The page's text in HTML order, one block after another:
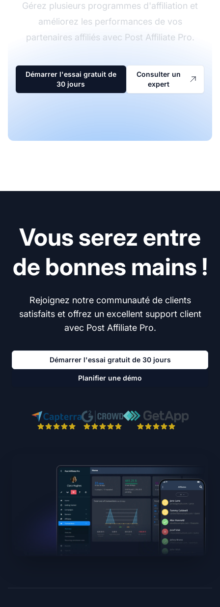
Gérez plusieurs programmes d'affiliation et
améliorez les performances de vos
partenaires affiliés avec Post Affiliate Pro.
Démarrer l'essai gratuit de
30 jours
Consulter un
expert
Vous serez entre
de bonnes mains !
Rejoignez notre communauté de clients
satisfaits et offrez un excellent support client
avec Post Affiliate Pro.
Démarrer l'essai gratuit de 30 jours
Planifier une démo